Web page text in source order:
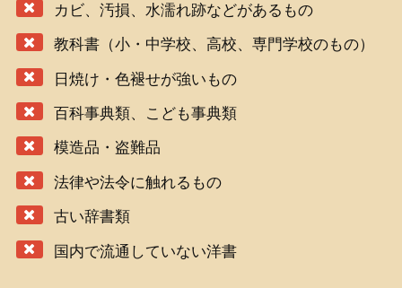
カビ、汚損、水濡れ跡などがあるもの
教科書（小・中学校、高校、専門学校のもの）
日焼け・色褪せが強いもの
百科事典類、こども事典類
模造品・盗難品
法律や法令に触れるもの
古い辞書類
国内で流通していない洋書